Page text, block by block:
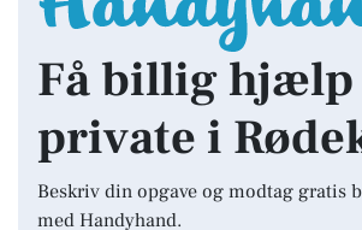
Få billig
private i
Beskriv din opgave og modtag gratis
med Handyhand.